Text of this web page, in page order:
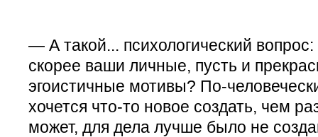
— А такой... психологический
скорее ваши личные, пусть и
эгоистичные мотивы? По-
хочется что-то новое создать, чем
может, для дела лучше было не